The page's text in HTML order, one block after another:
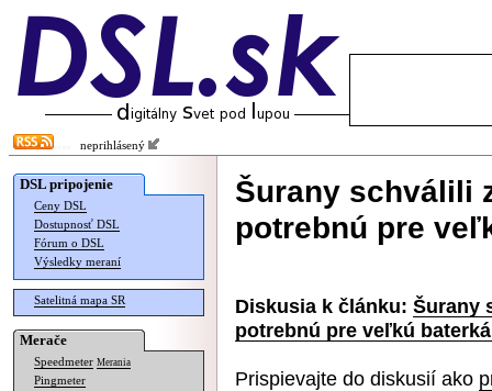
neprihlásený
DSL pripojenie
Ceny DSL
Dostupnosť DSL
Fórum o DSL
Výsledky meraní
Satelitná mapa SR
Merače
Speedmeter Merania
Pingmeter
Šurany schválili
potrebnú pre
Diskusia k článku: Šurany
potrebnú pre veľkú
Prispievajte do diskusií ako